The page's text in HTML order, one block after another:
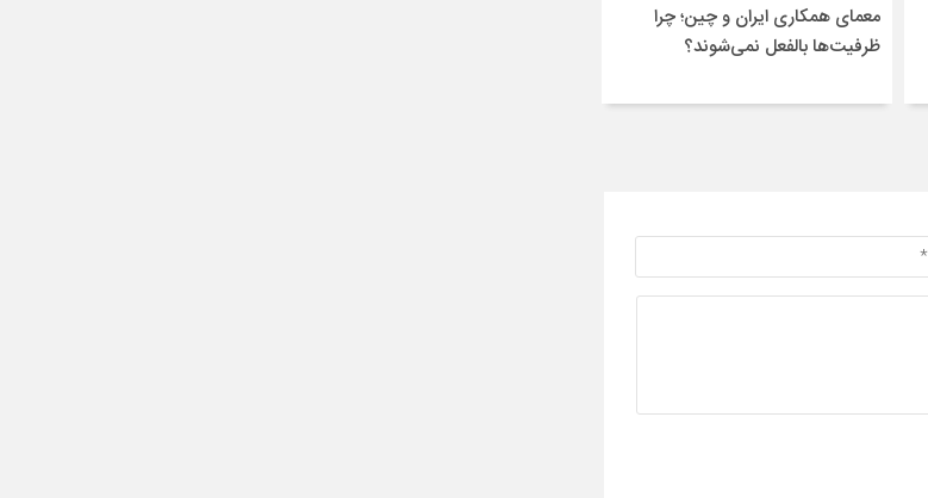
معمای همکاری ایران و چین؛ چرا
ظرفیت‌ها بالفعل نمی‌شوند؟